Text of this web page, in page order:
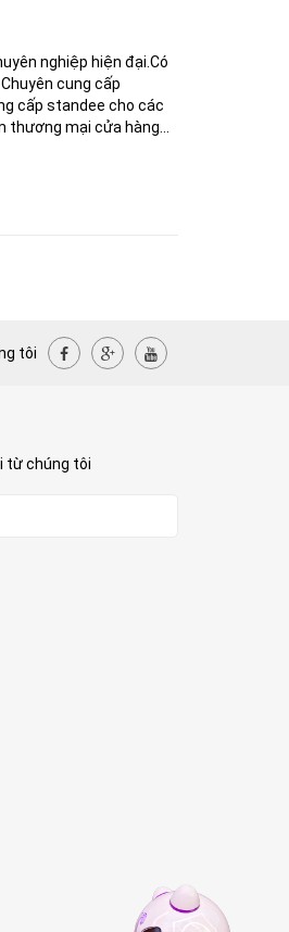
nghiệp hiện đại.Có
cung cấp
cấp standee cho các
mại cửa hàng...
tôi
từ chúng tôi